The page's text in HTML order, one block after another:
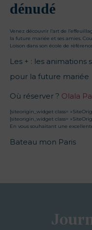
dénudé
Venez découvrir l’art de
la future mariée et ses amies.
Loison dans son école de
Les + : les animations
pour la future mariée
Où réserver ? Olala
[siteorigin_widget class=
[siteorigin_widget class=
En vous souhaitant une
Bateau mon Paris